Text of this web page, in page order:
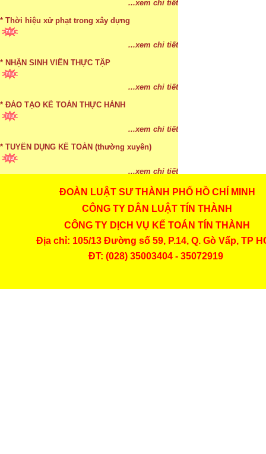
theo pháp luật
...xem chi tiết
* Thời hiệu xử phạt trong xây dựng
* NHẬN SINH VIÊN THỰC TẬP
* ĐÀO TẠO KẾ TOÁN THỰC HÀNH
* TUYỂN DỤNG KẾ TOÁN (thường xuyên)
...xem chi tiết
* Mức phạt khi chậm nộp báo cáo thuế
ĐOÀN LUẬT SƯ THÀNH PHỐ HỒ CHÍ MINH
CÔNG TY DÂN LUẬT TÍN THÀNH
CÔNG TY DỊCH VỤ KẾ TOÁN TÍN THÀNH
Địa chỉ: 105/13 Đường số 59, P.14, Q. Gò Vấp, TP
ĐT: (028) 35003404 - 35072919